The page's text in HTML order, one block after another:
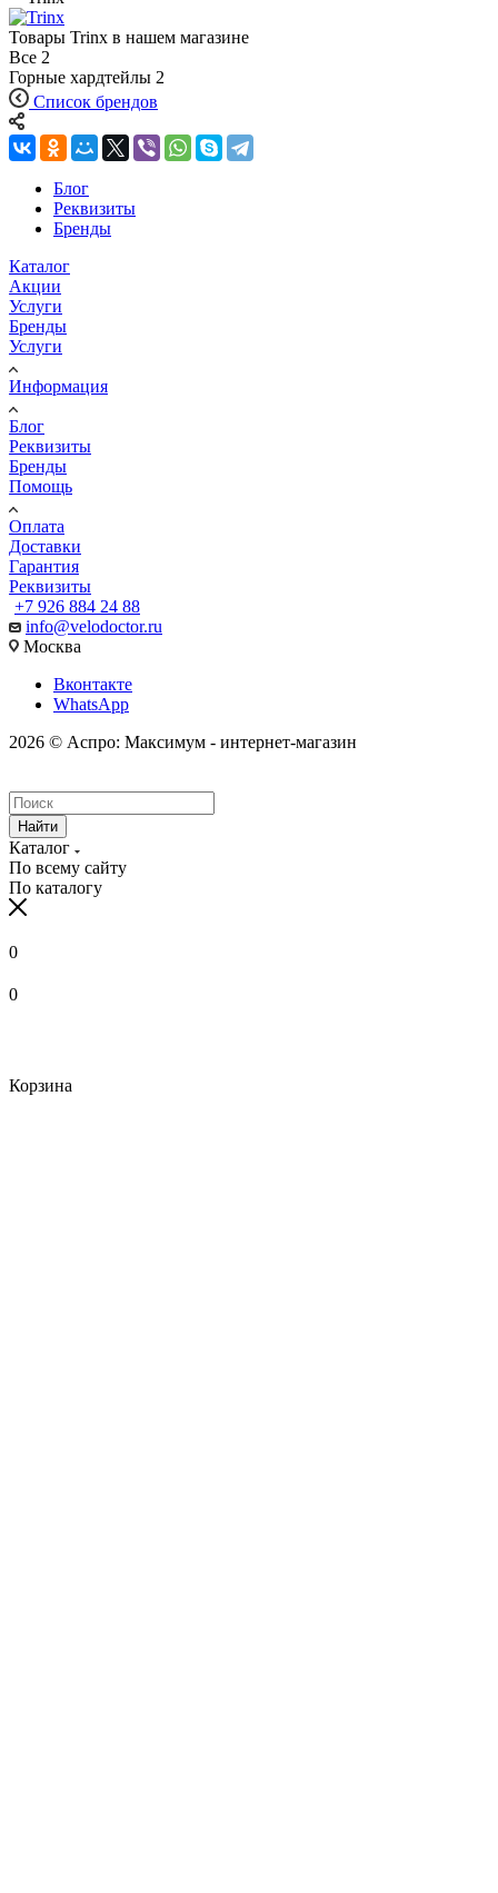
Товары Trinx в нашем магазине
Все 2
Горные хардтейлы 2
Список брендов
Блог
Реквизиты
Бренды
Каталог
Акции
Услуги
Бренды
Услуги
Информация
Блог
Реквизиты
Бренды
Помощь
Оплата
Доставки
Гарантия
Реквизиты
+7 926 884 24 88
info@velodoctor.ru
Москва
Вконтакте
WhatsApp
2026 © Аспро: Максимум - интернет-магазин
Найти
Каталог
По всему сайту
По каталогу
0
0
Корзина